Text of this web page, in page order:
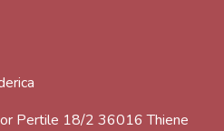
Pertile 18/2 36016 Thiene